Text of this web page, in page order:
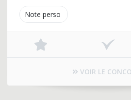
Note perso
VOIR LE